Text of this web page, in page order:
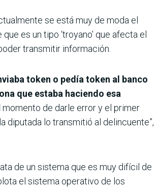
se está muy de moda el
es un tipo ‘troyano’ que afecta el
transmitir información.
token o pedía token al banco
que estaba haciendo esa
momento de darle error y el primer
diputada lo transmitió al delincuente”,
de un sistema que es muy difícil de
el sistema operativo de los